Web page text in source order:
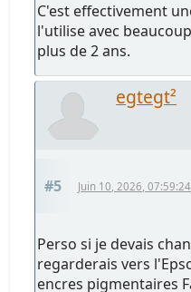
C'est effectivement
l'utilise avec
plus de 2 ans.
egtegt²
#5 Juin 10, 2026, 07:59:24
Perso si je devais
regarderais vers
encres pigmentaires